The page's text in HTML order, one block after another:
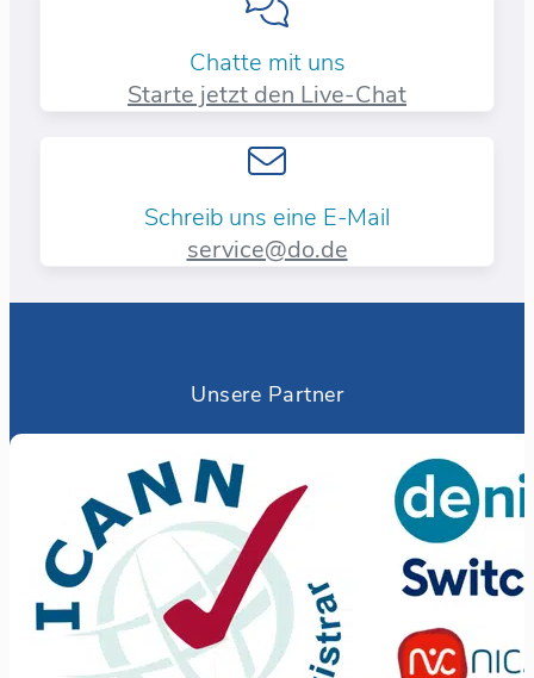
Chatte mit uns
Starte jetzt den Live-Chat
Schreib uns eine E-Mail
service@do.de
Unsere Partner